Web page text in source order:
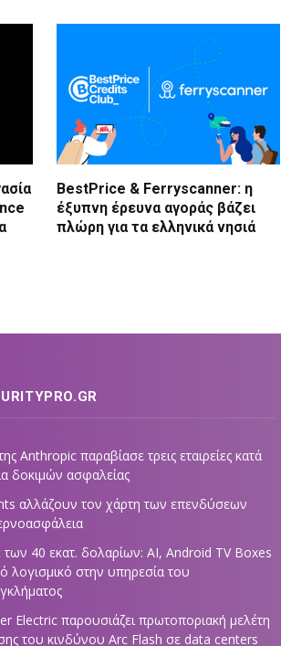
BestPrice & Ferryscanner: η
έξυπνη έρευνα αγοράς βάζει
πλώρη για τα ελληνικά νησιά
Anthropic παραβίασε τρεις εταιρείες κατά
δοκιμών ασφαλείας
αλλάζουν τον χάρτη των επενδύσεων
40 εκατ. δολαρίων: AI, Android TV Boxes
λογισμικό στην υπηρεσία του
Electric παρουσιάζει πρωτοποριακή μελέτη
του κινδύνου Arc Flash σε data centers